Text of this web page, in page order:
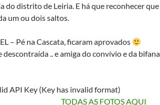
do distrito de Leiria. E há que reconhecer
um ou dois saltos.
– Pé na Cascata, ficaram aprovados
.. e amiga do convívio e da
API Key (Key has invalid format)
TODAS AS FOTOS AQUI